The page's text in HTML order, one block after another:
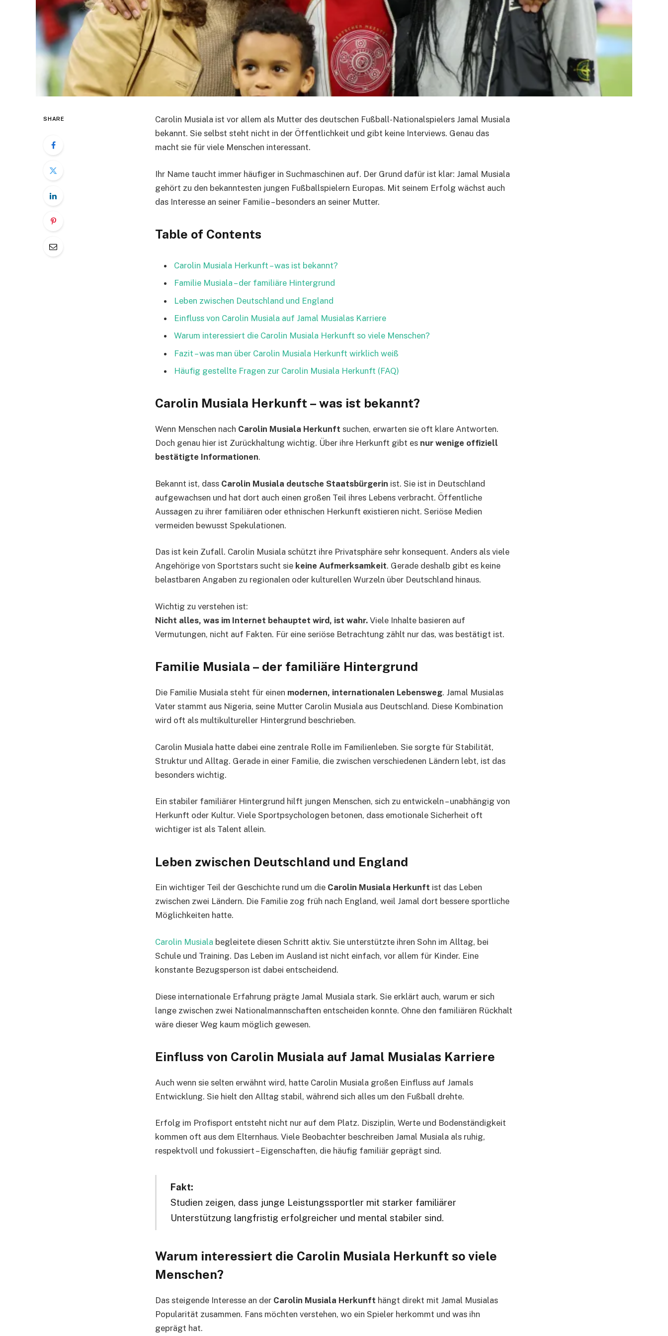
SHARE
Carolin Musiala ist vor allem als Mutter des deutschen Fußball-Nationalspielers Jamal Musiala
bekannt. Sie selbst steht nicht in der Öffentlichkeit und gibt keine Interviews. Genau das
macht sie für viele Menschen interessant.
Ihr Name taucht immer häufiger in Suchmaschinen auf. Der Grund dafür ist klar: Jamal Musiala
gehört zu den bekanntesten jungen Fußballspielern Europas. Mit seinem Erfolg wächst auch
das Interesse an seiner Familie – besonders an seiner Mutter.
Table of Contents
Carolin Musiala Herkunft – was ist bekannt?
Familie Musiala – der familiäre Hintergrund
Leben zwischen Deutschland und England
Einfluss von Carolin Musiala auf Jamal Musialas Karriere
Warum interessiert die Carolin Musiala Herkunft so viele Menschen?
Fazit – was man über Carolin Musiala Herkunft wirklich weiß
Häufig gestellte Fragen zur Carolin Musiala Herkunft (FAQ)
Carolin Musiala Herkunft – was ist bekannt?
Wenn Menschen nach Carolin Musiala Herkunft suchen, erwarten sie oft klare Antworten.
Doch genau hier ist Zurückhaltung wichtig. Über ihre Herkunft gibt es nur wenige offiziell
bestätigte Informationen.
Bekannt ist, dass Carolin Musiala deutsche Staatsbürgerin ist. Sie ist in Deutschland
aufgewachsen und hat dort auch einen großen Teil ihres Lebens verbracht. Öffentliche
Aussagen zu ihrer familiären oder ethnischen Herkunft existieren nicht. Seriöse Medien
vermeiden bewusst Spekulationen.
Das ist kein Zufall. Carolin Musiala schützt ihre Privatsphäre sehr konsequent. Anders als viele
Angehörige von Sportstars sucht sie keine Aufmerksamkeit. Gerade deshalb gibt es keine
belastbaren Angaben zu regionalen oder kulturellen Wurzeln über Deutschland hinaus.
Wichtig zu verstehen ist:
Nicht alles, was im Internet behauptet wird, ist wahr. Viele Inhalte basieren auf
Vermutungen, nicht auf Fakten. Für eine seriöse Betrachtung zählt nur das, was bestätigt ist.
Familie Musiala – der familiäre Hintergrund
Die Familie Musiala steht für einen modernen, internationalen Lebensweg. Jamal Musialas
Vater stammt aus Nigeria, seine Mutter Carolin Musiala aus Deutschland. Diese Kombination
wird oft als multikultureller Hintergrund beschrieben.
Carolin Musiala hatte dabei eine zentrale Rolle im Familienleben. Sie sorgte für Stabilität,
Struktur und Alltag. Gerade in einer Familie, die zwischen verschiedenen Ländern lebt, ist das
besonders wichtig.
Ein stabiler familiärer Hintergrund hilft jungen Menschen, sich zu entwickeln – unabhängig von
Herkunft oder Kultur. Viele Sportpsychologen betonen, dass emotionale Sicherheit oft
wichtiger ist als Talent allein.
Leben zwischen Deutschland und England
Ein wichtiger Teil der Geschichte rund um die Carolin Musiala Herkunft ist das Leben
zwischen zwei Ländern. Die Familie zog früh nach England, weil Jamal dort bessere sportliche
Möglichkeiten hatte.
Carolin Musiala begleitete diesen Schritt aktiv. Sie unterstützte ihren Sohn im Alltag, bei
Schule und Training. Das Leben im Ausland ist nicht einfach, vor allem für Kinder. Eine
konstante Bezugsperson ist dabei entscheidend.
Diese internationale Erfahrung prägte Jamal Musiala stark. Sie erklärt auch, warum er sich
lange zwischen zwei Nationalmannschaften entscheiden konnte. Ohne den familiären Rückhalt
wäre dieser Weg kaum möglich gewesen.
Einfluss von Carolin Musiala auf Jamal Musialas Karriere
Auch wenn sie selten erwähnt wird, hatte Carolin Musiala großen Einfluss auf Jamals
Entwicklung. Sie hielt den Alltag stabil, während sich alles um den Fußball drehte.
Erfolg im Profisport entsteht nicht nur auf dem Platz. Disziplin, Werte und Bodenständigkeit
kommen oft aus dem Elternhaus. Viele Beobachter beschreiben Jamal Musiala als ruhig,
respektvoll und fokussiert – Eigenschaften, die häufig familiär geprägt sind.
Fakt:
Studien zeigen, dass junge Leistungssportler mit starker familiärer
Unterstützung langfristig erfolgreicher und mental stabiler sind.
Warum interessiert die Carolin Musiala Herkunft so viele
Menschen?
Das steigende Interesse an der Carolin Musiala Herkunft hängt direkt mit Jamal Musialas
Popularität zusammen. Fans möchten verstehen, wo ein Spieler herkommt und was ihn
geprägt hat.